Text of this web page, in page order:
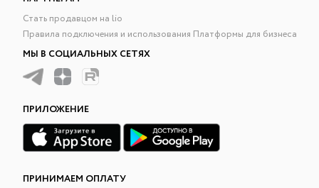
Стать продавцом на lio
Правила подключения и использования Платформы для бизнеса
МЫ В СОЦИАЛЬНЫХ СЕТЯХ
ПРИЛОЖЕНИЕ
ПРИНИМАЕМ ОПЛАТУ